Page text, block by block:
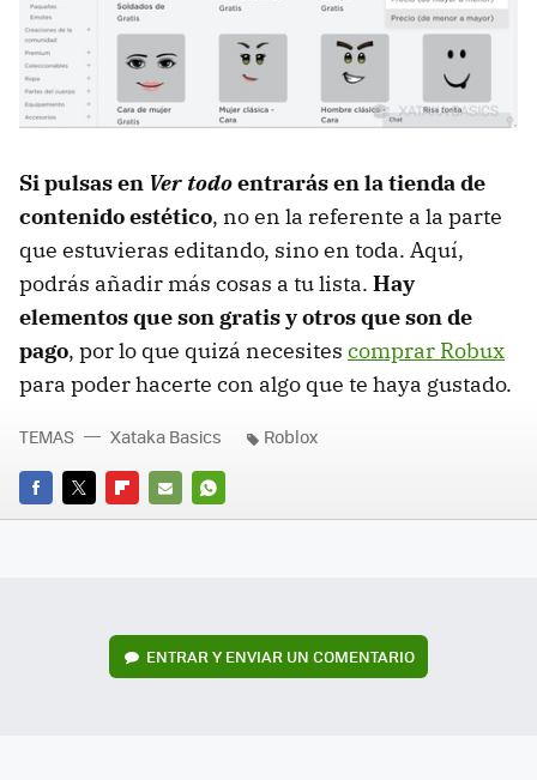
Si pulsas en Ver todoentrarás en la tienda de
contenido estético, no en la referente a la parte
que estuvieras editando, sino en toda. Aquí,
podrás añadir más cosas a tu lista. Hay
elementos que son gratis y otros que son de
pago, por lo que quizá necesites comprar Robux
para poder hacerte con algo que te haya gustado.
FACEBOOK
TWITTERFLIPBOARD
E-
WHATSAPP
TEMAS Xataka Basics Roblox
ENTRAR Y ENVIAR UN COMENTARIO